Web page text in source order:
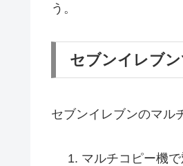
う。
セブンイレブ
セブンイレブンのマル
マルチコピー機